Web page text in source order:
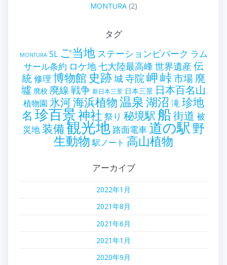
MONTURA(2)
タグ
MONTURA SL ご当地 ステーションビバーク ラム
サール条約 ロケ地七大陸最高峰 世界遺産 伝
統修理 博物館 史跡城寺院岬峠市場 廃
墟 廃校 廃線戦争 新日本三景 日本三景 日本百名山
植物園 氷河海浜植物温泉湖沼 滝 珍地
名 珍百景神社 祭り 秘境駅 船街道 被
災地 装備観光地 路面電車道の駅 野
生動物 駅ノート 高山植物
アーカイブ
2022年1月
2021年8月
2021年6月
2021年1月
2020年9月